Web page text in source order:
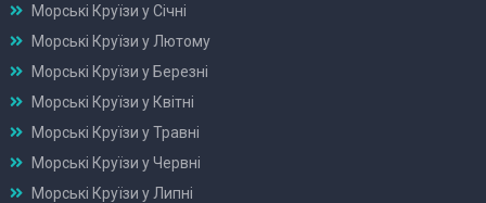
Морські Круїзи у Січні
Морські Круїзи у Лютому
Морські Круїзи у Березні
Морські Круїзи у Квітні
Морські Круїзи у Травні
Морські Круїзи у Червні
Морські Круїзи у Липні